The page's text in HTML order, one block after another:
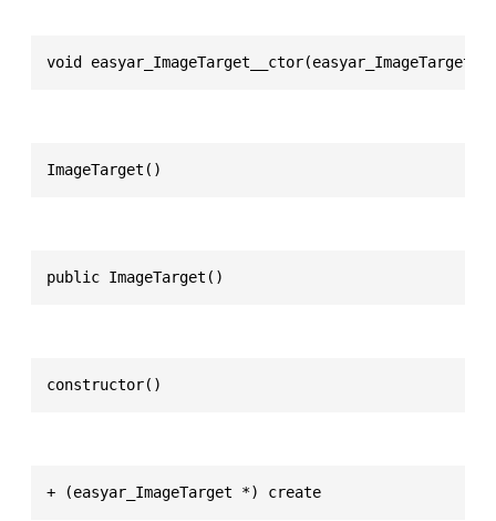
void easyar_ImageTarget__ctor(easyar_ImageTarget
ImageTarget()
public ImageTarget()
constructor()
+ (easyar_ImageTarget *) create